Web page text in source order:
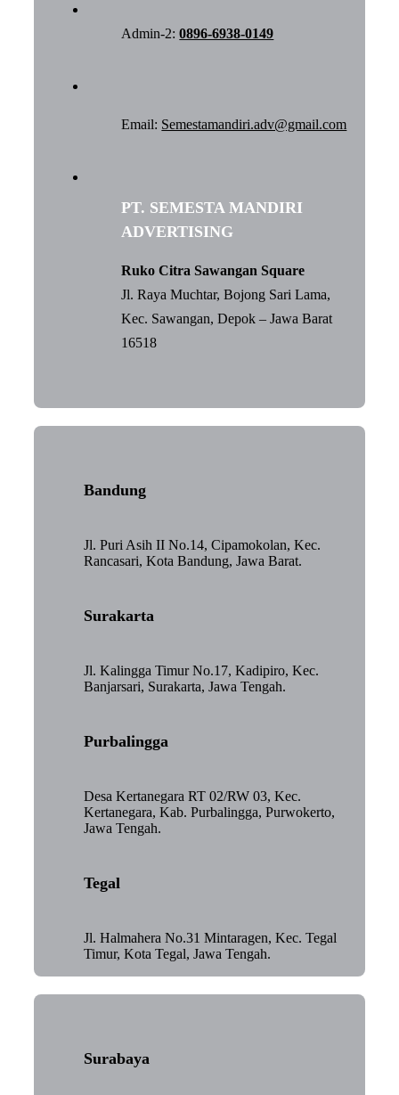
Admin-2:0896-6938-0149
Email: Semestamandiri.adv@gmail.com
PT. SEMESTA MANDIRI
ADVERTISING
Ruko Citra Sawangan Square
Jl. Raya Muchtar, Bojong Sari Lama,
Kec. Sawangan, Depok – Jawa Barat
16518
Bandung
Jl. Puri Asih II No.14, Cipamokolan, Kec.
Rancasari, Kota Bandung, Jawa Barat.
Surakarta
Jl. Kalingga Timur No.17, Kadipiro, Kec.
Banjarsari, Surakarta, Jawa Tengah.
Purbalingga
Desa Kertanegara RT 02/RW 03, Kec.
Kertanegara, Kab. Purbalingga, Purwokerto,
Jawa Tengah.
Tegal
Jl. Halmahera No.31 Mintaragen, Kec. Tegal
Timur, Kota Tegal, Jawa Tengah.
Surabaya